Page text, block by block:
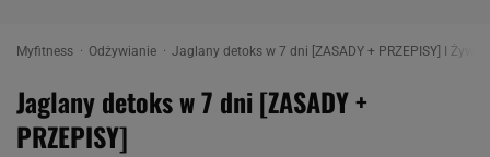
Myfitness Odżywianie Jaglany detoks w 7 dni [ZASADY + PRZEPISY] I
Jaglany detoks w 7 dni [ZASADY +
PRZEPISY]